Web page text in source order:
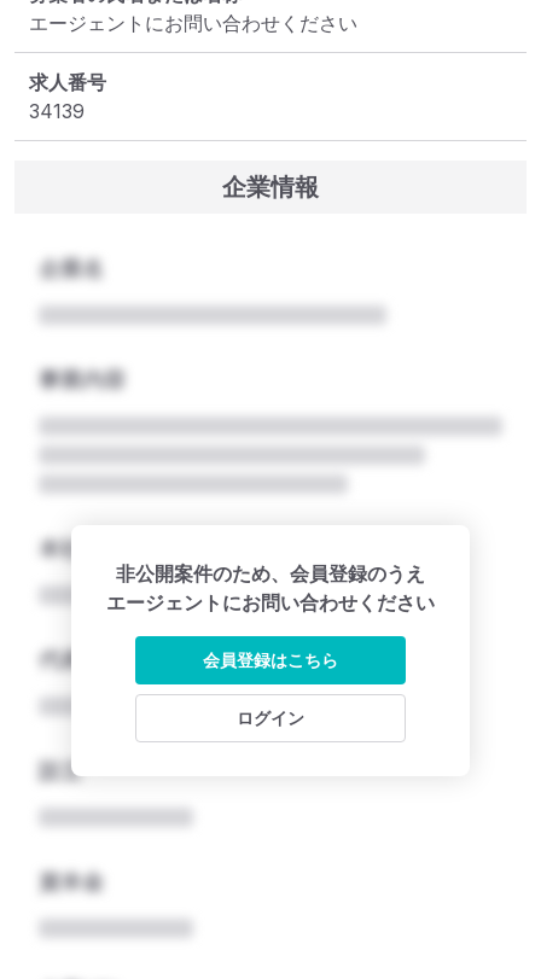
エージェントにお問い合わせください
求人番号
34139
企業情報
企業名
事業内容
本社所在地名
代表者
設立
資本金
非公開案件のため、会員登録のうえ
エージェントにお問い合わせください
会員登録はこちら
ログイン